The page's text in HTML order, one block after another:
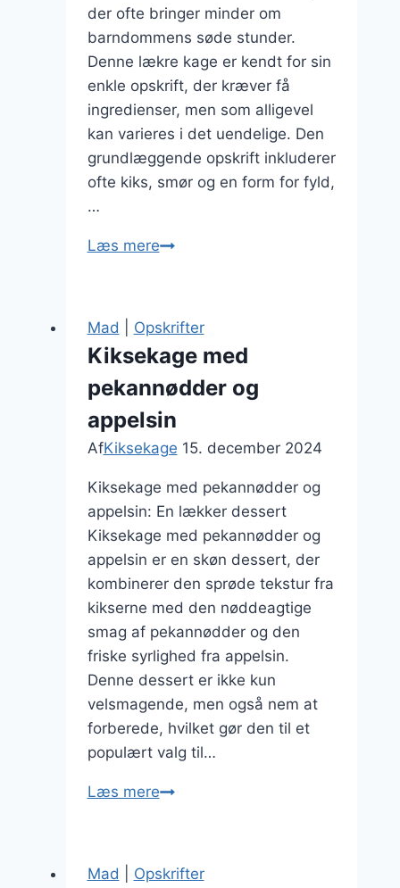
der ofte bringer minder om
barndommens søde stunder.
Denne lækre kage er kendt for sin
enkle opskrift, der kræver få
ingredienser, men som alligevel
kan varieres i det uendelige. Den
grundlæggende opskrift inkluderer
ofte kiks, smør og en form for fyld,
…
Læs mereKiksekage
og
fyld
Mad Opskrifter
Kiksekage med
pekannødder og
appelsin
AfKiksekage 15. december 2024
Kiksekage med pekannødder og
appelsin: En lækker dessert
Kiksekage med pekannødder og
appelsin er en skøn dessert, der
kombinerer den sprøde tekstur fra
kikserne med den nøddeagtige
smag af pekannødder og den
friske syrlighed fra appelsin.
Denne dessert er ikke kun
velsmagende, men også nem at
forberede, hvilket gør den til et
populært valg til…
Læs mereKiksekage
og
Mad Opskrifter